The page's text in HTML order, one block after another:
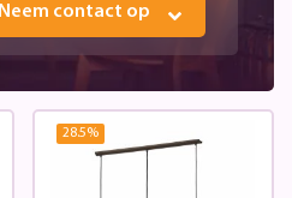
Neem contact op
28.5%